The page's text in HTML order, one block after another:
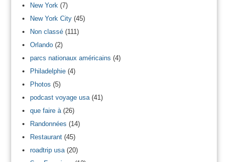
New York (7)
New York City(45)
Non classé(111)
Orlando(2)
parcs nationaux américains (4)
Philadelphie(4)
Photos (5)
podcast voyage usa(41)
que faire à(26)
Randonnées (14)
Restaurant(45)
roadtrip usa(20)